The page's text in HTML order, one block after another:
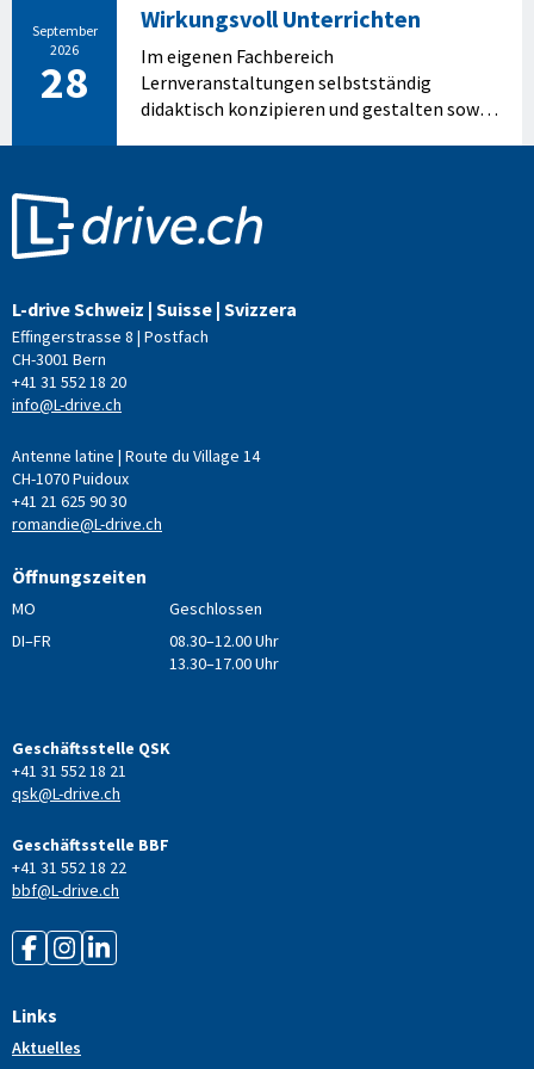
September
2026
28
Wirkungsvoll Unterrichten
Im eigenen Fachbereich
Lernveranstaltungen selbstständig
didaktisch konzipieren und gestalten sowie
L-drive Schweiz | Suisse | Svizzera
Effingerstrasse 8 | Postfach
CH-3001 Bern
+41 31 552 18 20
info@L-drive.ch
Antenne latine | Route du Village 14
CH-1070 Puidoux
+41 21 625 90 30
romandie@L-drive.ch
Öffnungszeiten
MO
Geschlossen
DI–FR
08.30–12.00 Uhr
13.30–17.00 Uhr
Geschäftsstelle QSK
+41 31 552 18 21
qsk@L-drive.ch
Geschäftsstelle BBF
+41 31 552 18 22
bbf@L-drive.ch
Links
Aktuelles